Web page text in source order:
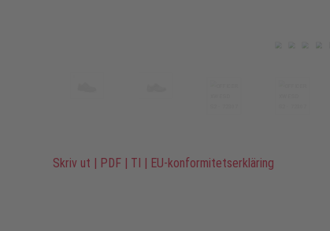
Skriv ut | PDF | TI | EU-konformitetserkläring